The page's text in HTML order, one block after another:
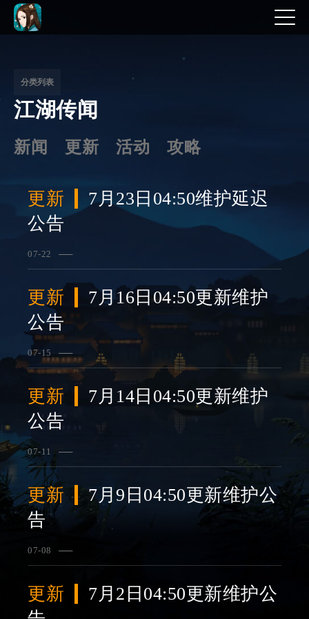
分类列表
江湖传闻
新闻 更新 活动 攻略
更新
7月23日04:50维护延迟
公告
07-22
查看详情
更新
7月16日04:50更新维护
公告
07-15
查看详情
更新
7月14日04:50更新维护
公告
07-11
查看详情
更新
7月9日04:50更新维护公
告
07-08
查看详情
更新
7月2日04:50更新维护公
文
分
页